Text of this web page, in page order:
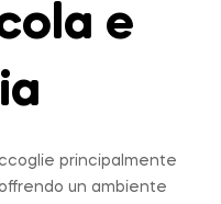
e
principalmente
un ambiente